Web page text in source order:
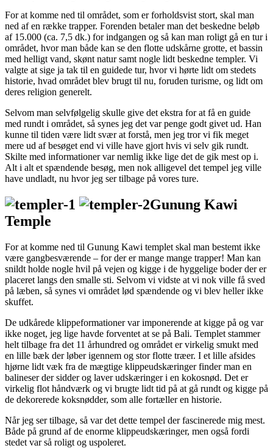
For at komme ned til området, som er forholdsvist stort, skal man
ned af en række trapper. Forenden betaler man det beskedne beløb
af 15.000 (ca. 7,5 dk.) for indgangen og så kan man roligt gå en tur i
området, hvor man både kan se den flotte udskårne grotte, et bassin
med helligt vand, skønt natur samt nogle lidt beskedne templer. Vi
valgte at sige ja tak til en guidede tur, hvor vi hørte lidt om stedets
historie, hvad området blev brugt til nu, foruden turisme, og lidt om
deres religion generelt.
Selvom man selvfølgelig skulle give det ekstra for at få en guide
med rundt i området, så synes jeg det var penge godt givet ud. Han
kunne til tiden være lidt svær at forstå, men jeg tror vi fik meget
mere ud af besøget end vi ville have gjort hvis vi selv gik rundt.
Skilte med informationer var nemlig ikke lige det de gik mest op i.
Alt i alt et spændende besøg, men nok alligevel det tempel jeg ville
have undladt, nu hvor jeg ser tilbage på vores ture.
Gunung Kawi
Temple
For at komme ned til Gunung Kawi templet skal man bestemt ikke
være gangbesværende – for der er mange mange trapper! Man kan
snildt holde nogle hvil på vejen og kigge i de hyggelige boder der er
placeret langs den smalle sti. Selvom vi vidste at vi nok ville få sved
på læben, så synes vi området lød spændende og vi blev heller ikke
skuffet.
De udkårede klippeformationer var imponerende at kigge på og var
ikke noget, jeg lige havde forventet at se på Bali. Templet stammer
helt tilbage fra det 11 århundred og området er virkelig smukt med
en lille bæk der løber igennem og stor flotte træer. I et lille afsides
hjørne lidt væk fra de mægtige klippeudskæringer finder man en
balineser der sidder og laver udskæringer i en kokosnød. Det er
virkelig flot håndværk og vi brugte lidt tid på at gå rundt og kigge på
de dekorerede koksnødder, som alle fortæller en historie.
Når jeg ser tilbage, så var det dette tempel der fascinerede mig mest.
Både på grund af de enorme klippeudskæringer, men også fordi
stedet var så roligt og uspoleret.